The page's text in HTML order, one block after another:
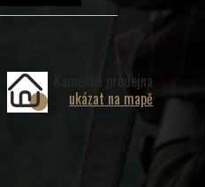
Kamenná prodejna
ukázat na mapě